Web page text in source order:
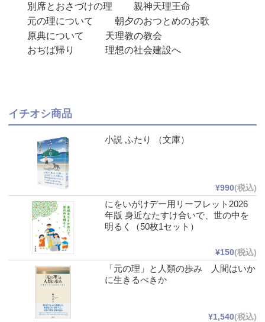
別席とおさづけの理
親神天理王命
元の理について
朝夕のおつとめのお歌
原典について
天理教の教会
おぢば帰り
理想の社会建設へ
イチオシ商品
小説 ふたり （文庫）
¥990(税込)
にをいがけデー用リーフレット2026
年版 身近なたすけ合いで、世の中を
明るく（50枚1セット）
¥150(税込)
「元の理」と人類の歩み 人間はいか
に生きるべきか
¥1,540(税込)